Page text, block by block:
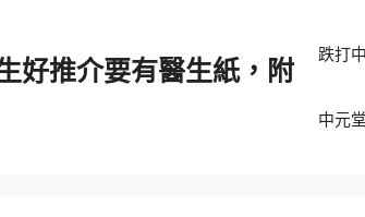
好推介要有醫生紙，附
跌打
中元